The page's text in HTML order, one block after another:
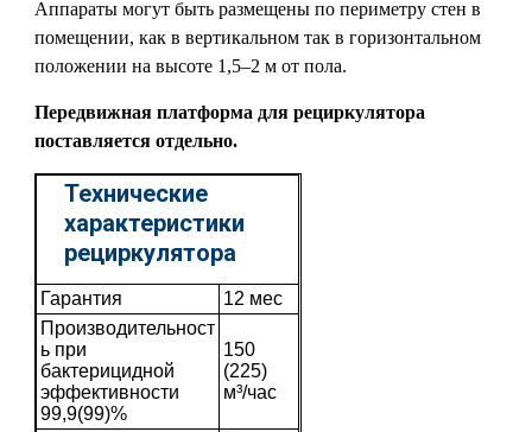
Аппараты могут быть размещены по периметру стен в
помещении, как в вертикальном так в горизонтальном
положении на высоте 1,5–2 м от пола.
Передвижная платформа для рециркулятора
поставляется отдельно.
Технические
характеристики
рециркулятора
Гарантия
12 мес
Производительност
ь при
бактерицидной
эффективности
99,9(99)%
150
(225)
м³/час